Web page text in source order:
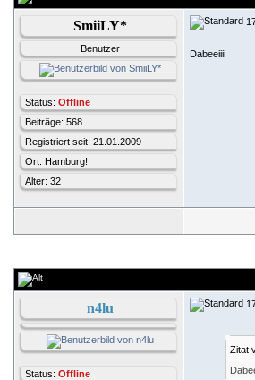
SmiiLY*
Benutzer
Status: Offline
Beiträge: 568
Registriert seit: 21.01.2009
Ort: Hamburg!
Alter: 32
Dabeeiiii
n4lu
Status: Offline
Zitat